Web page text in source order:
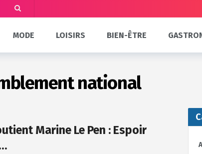
MODE LOISIRS BIEN-ÊTRE
national
Marine Le Pen : Espoir